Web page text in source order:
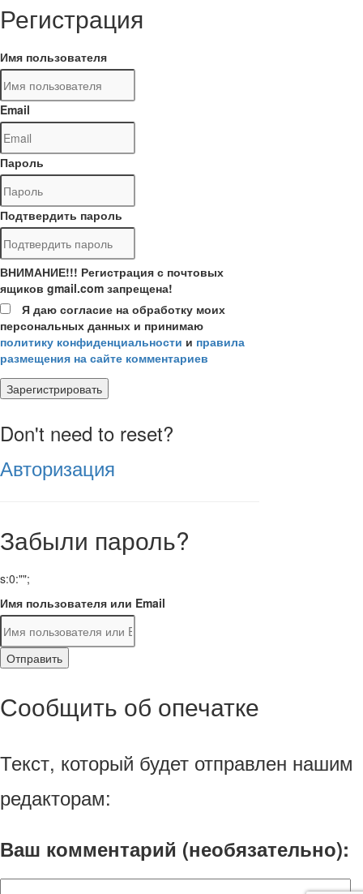
Регистрация
Имя пользователя
Email
Пароль
Подтвердить пароль
ВНИМАНИЕ!!! Регистрация с почтовых
ящиков gmail.com запрещена!
Я даю согласие на обработку моих
персональных данных и принимаю
политику конфиденциальности и правила
размещения на сайте комментариев
Зарегистрировать
Don't need to reset?
Авторизация
Забыли пароль?
s:0:"";
Имя пользователя или Email
Отправить
Сообщить об опечатке
Текст, который будет отправлен нашим
редакторам:
Ваш комментарий (необязательно):